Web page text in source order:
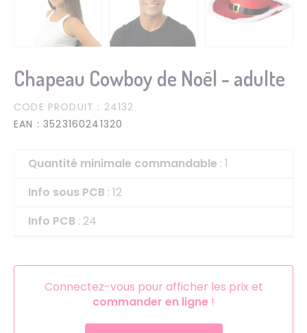
Chapeau Cowboy de Noël - adulte
CODE PRODUIT : 24132
EAN : 3523160241320
Quantité minimale commandable : 1
Info sous PCB : 12
Info PCB : 24
Connectez-vous pour afficher les prix et
commander en ligne !